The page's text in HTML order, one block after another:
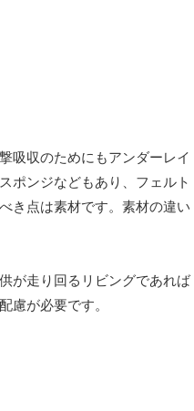
吸収のためにもアンダーレイ
ポンジなどもあり、フェルト
き点は素材です。素材の違い
が走り回るリビングであれば
慮が必要です。